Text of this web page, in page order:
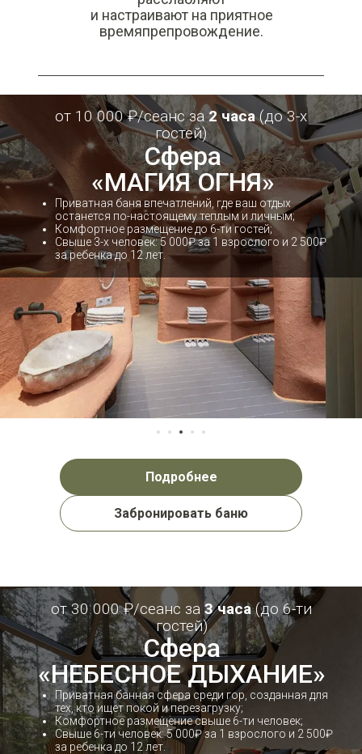
и настраивают на приятное
времяпрепровождение.
Подробнее
Забронировать баню
Приватная баня впечатлений, где ваш отдых
останется по-настоящему теплым и личным;
Комфортное размещение до 6-ти гостей;
Свыше 3-х человек: 5 000₽ за 1 взрослого и 2 500₽
за ребенка до 12 лет.
Cфера
«МАГИЯ ОГНЯ»
от 10 000 ₽/сеанс за2 часа(до 3-х
гостей)
Приватная банная сфера среди гор, созданная для
тех, кто ищет покой и перезагрузку;
Комфортное размещение свыше 6-ти человек;
Свыше 6-ти человек: 5 000₽ за 1 взрослого и 2 500₽
за ребенка до 12 лет.
Cфера
«НЕБЕСНОЕ ДЫХАНИЕ»
от 30 000 ₽/сеанс за3 часа(до 6-ти
гостей)